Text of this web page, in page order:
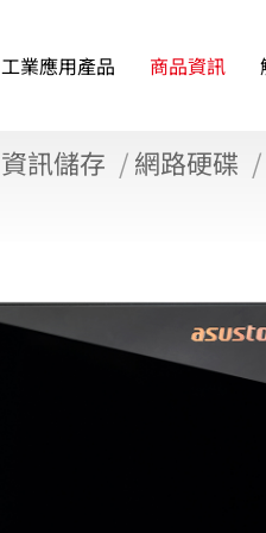
工業應用產品 商品資訊
資訊儲存 網路硬碟